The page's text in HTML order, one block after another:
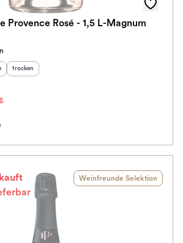
Provence Rosé - 1,5 L-Magnum
:
Geschmack
trocken
Weinfreunde Selektion